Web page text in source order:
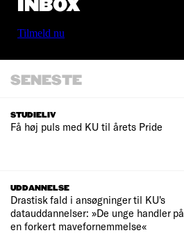
INBOX
Tilmeld nu
SENESTE
STUDIELIV
Få høj puls med KU til årets Pride
UDDANNELSE
Drastisk fald i ansøgninger til KU's
datauddannelser: »De unge handler på
en forkert mavefornemmelse«